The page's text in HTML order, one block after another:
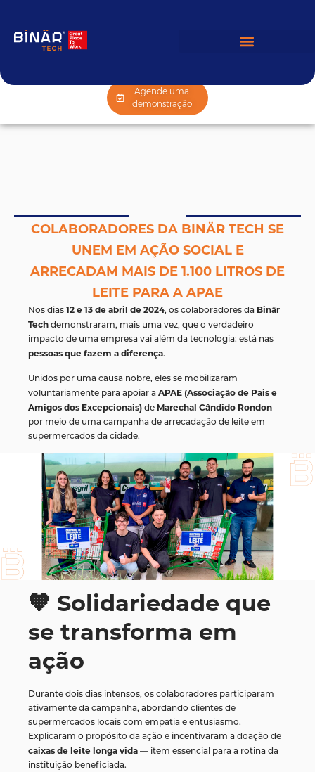
Agende uma
demonstração
COLABORADORES DA BINÄR TECH SE
UNEM EM AÇÃO SOCIAL E
ARRECADAM MAIS DE 1.100 LITROS DE
LEITE PARA A APAE
Nos dias 12 e 13 de abril de 2024, os colaboradores da Binär
Tech demonstraram, mais uma vez, que o verdadeiro
impacto de uma empresa vai além da tecnologia: está nas
pessoas que fazem a diferença.
Unidos por uma causa nobre, eles se mobilizaram
voluntariamente para apoiar a APAE (Associação de Pais e
Amigos dos Excepcionais) de Marechal Cândido Rondon
por meio de uma campanha de arrecadação de leite em
supermercados da cidade.
🧡 Solidariedade que
se transforma em
ação
Durante dois dias intensos, os colaboradores participaram
ativamente da campanha, abordando clientes de
supermercados locais com empatia e entusiasmo.
Explicaram o propósito da ação e incentivaram a doação de
caixas de leite longa vida — item essencial para a rotina da
instituição beneficiada.